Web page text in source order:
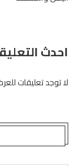
احدث
لا توجد تعليقات